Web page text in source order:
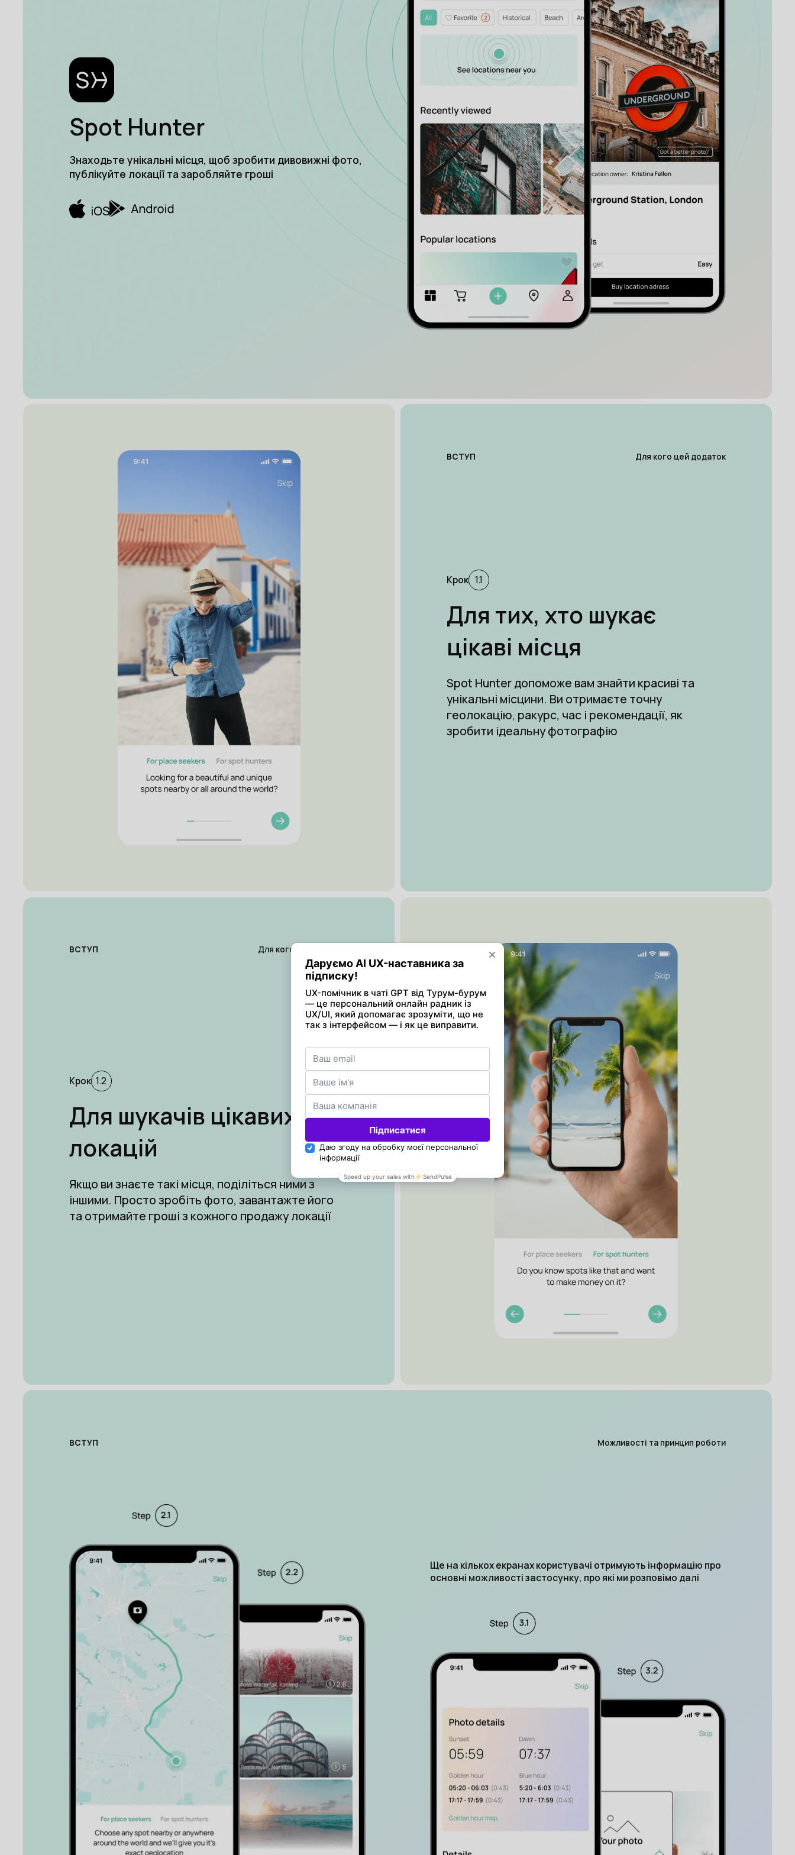
Spot Hunter
Знаходьте унікальні місця, щоб зробити дивовижні фото,
публікуйте локації та заробляйте гроші
ВСТУП Для кого цей додаток
Крок 1.1
Для тих, хто шукає
цікаві місця
Spot Hunter допоможе вам знайти красиві та
унікальні місцини. Ви отримаєте точну
геолокацію, ракурс, час і рекомендації, як
зробити ідеальну фотографію
ВСТУП Для кого цей додаток
Крок 1.2
Для шукачів цікавих
локацій
Якщо ви знаєте такі місця, поділіться ними з
іншими. Просто зробіть фото, завантажте його
та отримайте гроші з кожного продажу локації
ВСТУП Можливості та принцип роботи
Ще на кількох екранах користувачі отримують інформацію про
основні можливості застосунку, про які ми розповімо далі